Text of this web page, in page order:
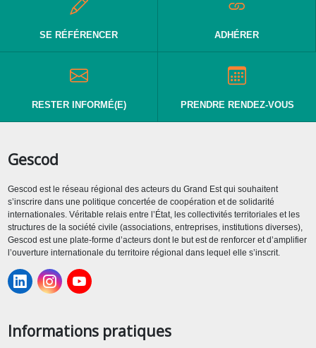
SE RÉFÉRENCER ADHÉRER
RESTER INFORMÉ(E) PRENDRE RENDEZ-VOUS
Gescod
Gescod est le réseau régional des acteurs du Grand Est qui souhaitent
s’inscrire dans une politique concertée de coopération et de solidarité
internationales. Véritable relais entre l’État, les collectivités territoriales et les
structures de la société civile (associations, entreprises, institutions diverses),
Gescod est une plate-forme d’acteurs dont le but est de renforcer et d’amplifier
l’ouverture internationale du territoire régional dans lequel elle s’inscrit.
Informations pratiques